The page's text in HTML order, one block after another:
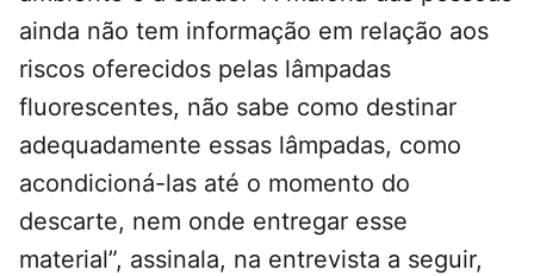
ainda não tem informação em relação aos
riscos oferecidos pelas lâmpadas
fluorescentes, não sabe como destinar
adequadamente essas lâmpadas, como
acondicioná-las até o momento do
descarte, nem onde entregar esse
material”, assinala, na entrevista a seguir,